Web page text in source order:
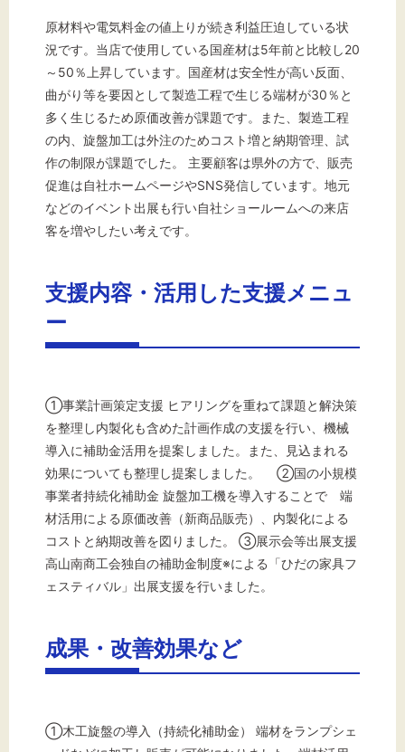
原材料や電気料金の値上りが続き利益圧迫している状
況です。当店で使用している国産材は5年前と比較し20
～50％上昇しています。国産材は安全性が高い反面、
曲がり等を要因として製造工程で生じる端材が30％と
多く生じるため原価改善が課題です。また、製造工程
の内、旋盤加工は外注のためコスト増と納期管理、試
作の制限が課題でした。 主要顧客は県外の方で、販売
促進は自社ホームページやSNS発信しています。地元
などのイベント出展も行い自社ショールームへの来店
客を増やしたい考えです。
支援内容・活用した支援メニュ
ー
①事業計画策定支援 ヒアリングを重ねて課題と解決策
を整理し内製化も含めた計画作成の支援を行い、機械
導入に補助金活用を提案しました。また、見込まれる
効果についても整理し提案しました。 ②国の小規模
事業者持続化補助金 旋盤加工機を導入することで 端
材活用による原価改善（新商品販売）、内製化による
コストと納期改善を図りました。 ③展示会等出展支援
高山南商工会独自の補助金制度※による「ひだの家具フ
ェスティバル」出展支援を行いました。
成果・改善効果など
①木工旋盤の導入（持続化補助金） 端材をランプシェ